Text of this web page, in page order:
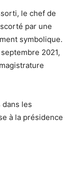
le chef de
par une
symbolique.
2021,
dans les
à la présidence